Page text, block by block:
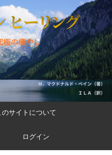
のサイトについて
ログイン